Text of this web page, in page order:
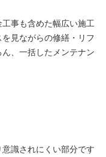
事も含めた幅広い施工
見ながらの修繕・リフ
、一括したメンテナン
識されにくい部分です